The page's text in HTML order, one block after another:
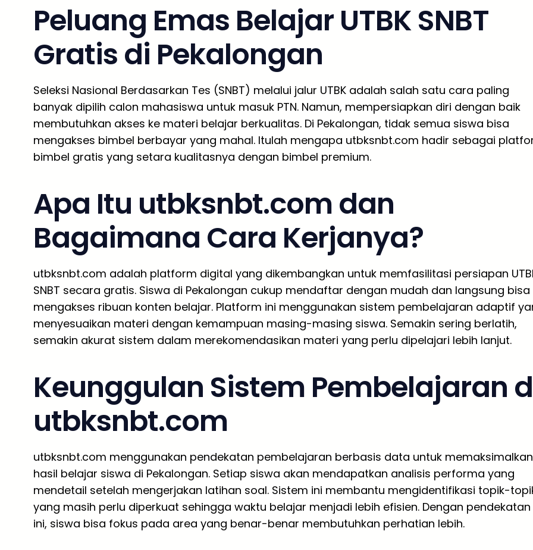
Peluang Emas Belajar UTBK SNBT
Gratis di Pekalongan
Seleksi Nasional Berdasarkan Tes (SNBT) melalui jalur UTBK adalah salah satu cara paling
banyak dipilih calon mahasiswa untuk masuk PTN. Namun, mempersiapkan diri dengan baik
membutuhkan akses ke materi belajar berkualitas. Di Pekalongan, tidak semua siswa bisa
mengakses bimbel berbayar yang mahal. Itulah mengapa utbksnbt.com hadir sebagai
bimbel gratis yang setara kualitasnya dengan bimbel premium.
Apa Itu utbksnbt.com dan
Bagaimana Cara Kerjanya?
utbksnbt.com adalah platform digital yang dikembangkan untuk memfasilitasi persiapan
SNBT secara gratis. Siswa di Pekalongan cukup mendaftar dengan mudah dan langsung bisa
mengakses ribuan konten belajar. Platform ini menggunakan sistem pembelajaran adaptif
menyesuaikan materi dengan kemampuan masing-masing siswa. Semakin sering berlatih,
semakin akurat sistem dalam merekomendasikan materi yang perlu dipelajari lebih lanjut.
Keunggulan Sistem Pembelajaran
utbksnbt.com
utbksnbt.com menggunakan pendekatan pembelajaran berbasis data untuk memaksimalkan
hasil belajar siswa di Pekalongan. Setiap siswa akan mendapatkan analisis performa yang
mendetail setelah mengerjakan latihan soal. Sistem ini membantu mengidentifikasi topik-
yang masih perlu diperkuat sehingga waktu belajar menjadi lebih efisien. Dengan pendekatan
ini, siswa bisa fokus pada area yang benar-benar membutuhkan perhatian lebih.